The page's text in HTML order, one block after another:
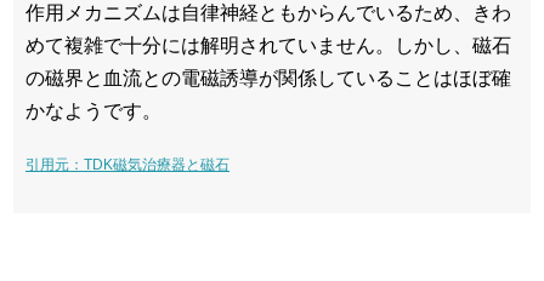
作用メカニズムは自律神経ともからんでいるため、きわ
めて複雑で十分には解明されていません。しかし、磁石
の磁界と血流との電磁誘導が関係していることはほぼ確
かなようです。
引用元：TDK磁気治療器と磁石